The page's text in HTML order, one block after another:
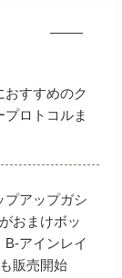
おすすめのク
ロトコルま
プアップガシ
おまけボッ
B-アインレイ
販売開始